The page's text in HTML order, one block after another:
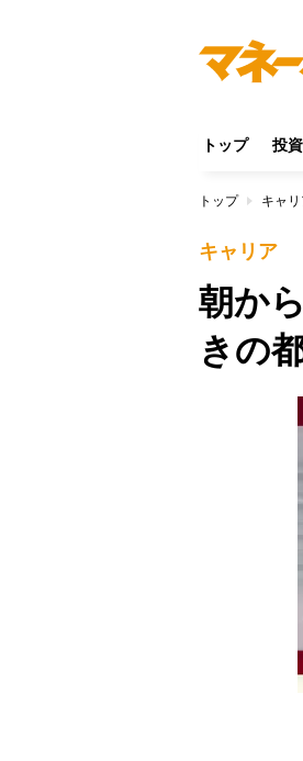
トップ 投資
トップ キャリ
キャリア
朝か
きの